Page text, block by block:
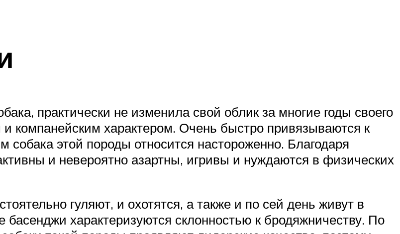
практически не изменила свой облик за многие годы своего
компанейским характером. Очень быстро привязываются к
этой породы относится настороженно. Благодаря
и невероятно азартны, игривы и нуждаются в физических
гуляют, и охотятся, а также и по сей день живут в
характеризуются склонностью к бродяжничеству. По